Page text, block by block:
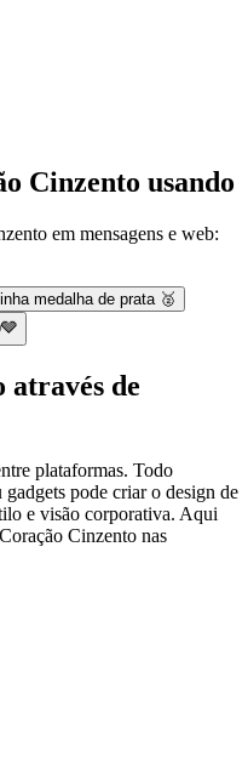
Cinzento usando
em mensagens e web:
medalha de prata 🥈
através de
plataformas. Todo
pode criar o design de
e visão corporativa. Aqui
Cinzento nas